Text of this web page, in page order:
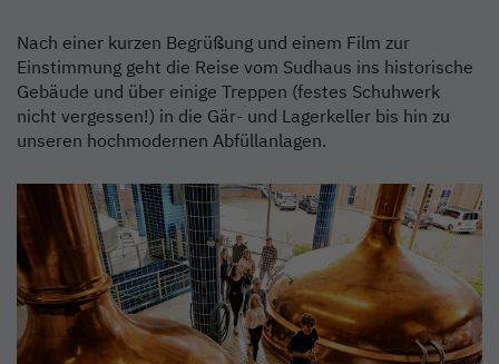
Nach einer kurzen Begrüßung und einem Film zur
Einstimmung geht die Reise vom Sudhaus ins historische
Gebäude und über einige Treppen (festes Schuhwerk
nicht vergessen!) in die Gär- und Lagerkeller bis hin zu
unseren hochmodernen Abfüllanlagen.